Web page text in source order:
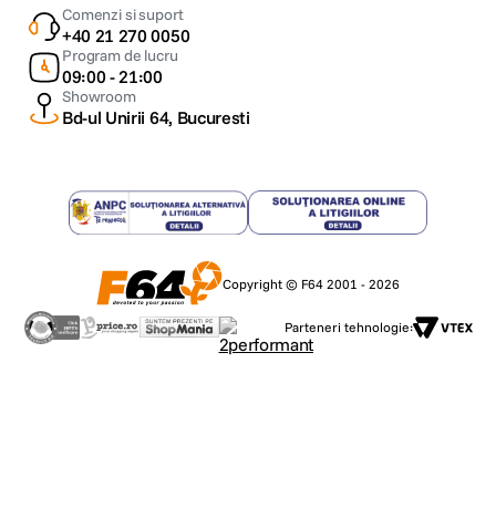
Comenzi si suport
+40 21 270 0050
Program de lucru
09:00 - 21:00
Showroom
Bd-ul Unirii 64, Bucuresti
Copyright © F64 2001 - 2026
Parteneri tehnologie: